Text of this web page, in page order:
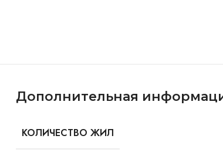
Дополнительная
КОЛИЧЕСТВО ЖИЛ